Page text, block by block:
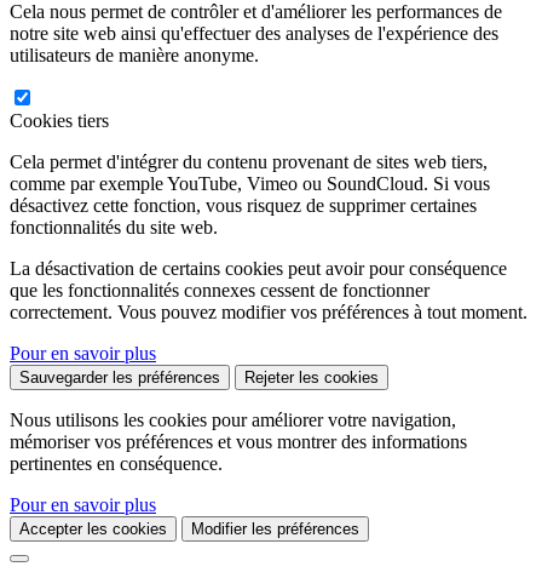
Cela nous permet de contrôler et d'améliorer les performances de
notre site web ainsi qu'effectuer des analyses de l'expérience des
utilisateurs de manière anonyme.
Cookies tiers
Cela permet d'intégrer du contenu provenant de sites web tiers,
comme par exemple YouTube, Vimeo ou SoundCloud. Si vous
désactivez cette fonction, vous risquez de supprimer certaines
fonctionnalités du site web.
La désactivation de certains cookies peut avoir pour conséquence
que les fonctionnalités connexes cessent de fonctionner
correctement. Vous pouvez modifier vos préférences à tout moment.
Pour en savoir plus
Sauvegarder les préférences Rejeter les cookies
Nous utilisons les cookies pour améliorer votre navigation,
mémoriser vos préférences et vous montrer des informations
pertinentes en conséquence.
Pour en savoir plus
Accepter les cookies Modifier les préférences